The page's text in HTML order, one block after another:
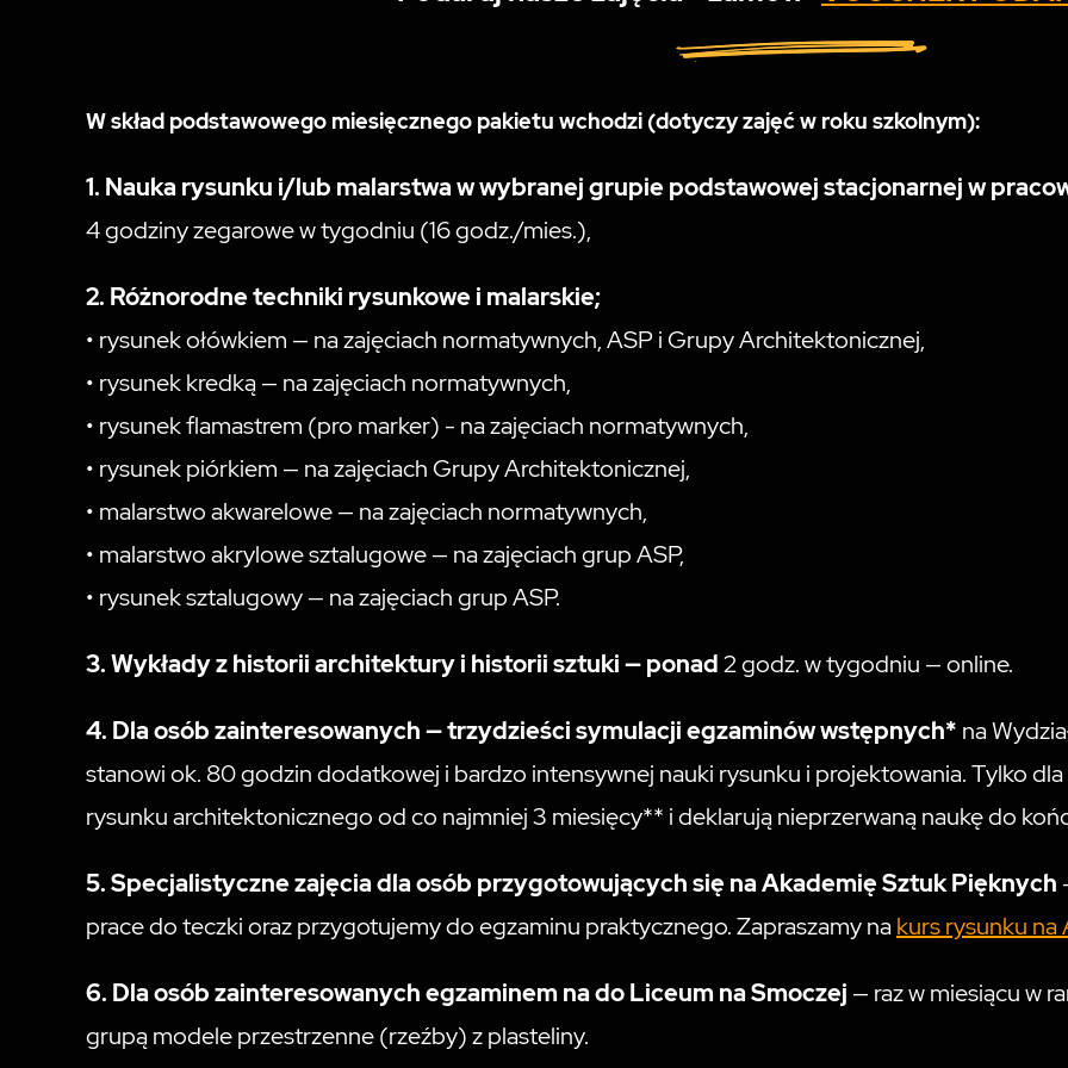
W skład podstawowego miesięcznego pakietu wchodzi (dotyczy zajęć w roku szkolnym):
1. Nauka rysunku i/lub malarstwa w wybranej grupie podstawowejstacjonarnej w
4 godziny zegarowe w tygodniu (16 godz./mies.),
2. Różnorodne techniki rysunkowe i malarskie;
• rysunek ołówkiem — na zajęciach normatywnych, ASP i Grupy Architektonicznej,
• rysunek kredką — na zajęciach normatywnych,
• rysunek flamastrem (pro marker) - na zajęciach normatywnych,
• rysunek piórkiem — na zajęciach Grupy Architektonicznej,
• malarstwo akwarelowe — na zajęciach normatywnych,
• malarstwo akrylowe sztalugowe — na zajęciach grup ASP,
• rysunek sztalugowy — na zajęciach grup ASP.
3. Wykłady z historii architektury i historii sztuki — ponad2 godz. w tygodniu — online.
4. Dla osób zainteresowanych — trzydzieści symulacji egzaminów wstępnych* na
stanowi ok. 80 godzin dodatkowej i bardzo intensywnej nauki rysunku i projektowania. Tylko
rysunku architektonicznego od co najmniej 3 miesięcy** i deklarują nieprzerwaną naukę do
5. Specjalistyczne zajęcia dla osób przygotowujących się na Akademię Sztuk Pięknych
prace do teczki oraz przygotujemy do egzaminu praktycznego. Zapraszamy na kurs rysunku na
6. Dla osób zainteresowanych egzaminem na do Liceum na Smoczej — raz w miesiącu w
grupą modele przestrzenne (rzeźby) z plasteliny.